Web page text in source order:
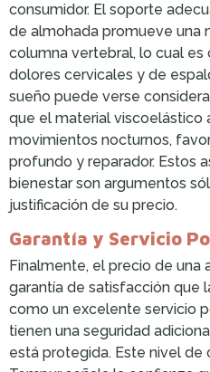
consumidor. El soporte
de almohada promueve una
columna vertebral, lo cual es
dolores cervicales y de
sueño puede verse
que el material viscoelástico
movimientos nocturnos,
profundo y reparador. Estos
bienestar son argumentos
justificación de su precio.
Garantía y Servicio
Finalmente, el precio de una
garantía de satisfacción que
como un excelente servicio
tienen una seguridad
está protegida. Este nivel